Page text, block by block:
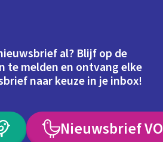
al? Blijf op de
te melden en ontvang elke
naar keuze in je inbox!
Nieuwsbrief VO